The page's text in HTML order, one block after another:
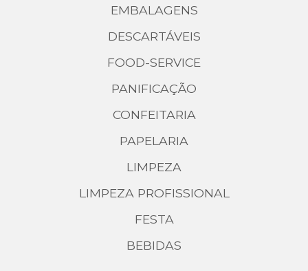
EMBALAGENS
DESCARTÁVEIS
FOOD-SERVICE
PANIFICAÇÃO
CONFEITARIA
PAPELARIA
LIMPEZA
LIMPEZA PROFISSIONAL
FESTA
BEBIDAS